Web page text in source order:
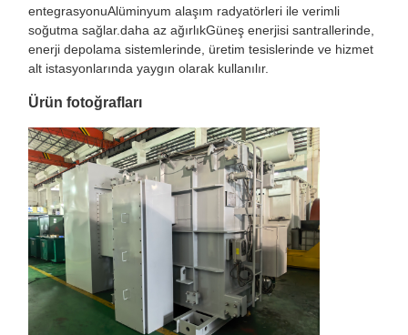
entegrasyonuAlüminyum alaşım radyatörleri ile verimli
soğutma sağlar.daha az ağırlıkGüneş enerjisi santrallerinde,
enerji depolama sistemlerinde, üretim tesislerinde ve hizmet
alt istasyonlarında yaygın olarak kullanılır.
Ürün fotoğrafları